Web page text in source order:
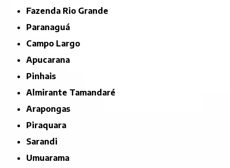
Fazenda Rio Grande
Paranaguá
Campo Largo
Apucarana
Pinhais
Almirante Tamandaré
Arapongas
Piraquara
Sarandi
Umuarama